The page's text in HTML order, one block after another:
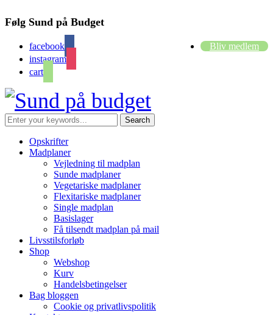
Følg Sund på Budget
facebook
instagram
cart
Bliv medlem
Opskrifter
Madplaner
Vejledning til madplan
Sunde madplaner
Vegetariske madplaner
Flexitariske madplaner
Single madplan
Basislager
Få tilsendt madplan på mail
Livsstilsforløb
Shop
Webshop
Kurv
Handelsbetingelser
Bag bloggen
Cookie og privatlivspolitik